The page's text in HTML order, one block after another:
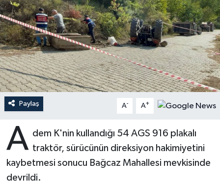
Paylaş A- A+
A dem K'nin kullandığı 54 AGS 916 plakalı
traktör, sürücünün direksiyon hakimiyetini
kaybetmesi sonucu Bağcaz Mahallesi mevkisinde
devrildi.
Ardahan Müftülüğü
Artvin Müftülüğü
Aydın Müftülüğü
Balıkesir Müftülüğü
Batman Müftülüğü
Bayburt Müftülüğü
Kudüs
Kurban
Mukabele
Peygamberimizin Hayatı
Sahabeler
Zekat
Hutbeler
DİYANET AKADEMİ
DİYANET GENÇLİK
DİYANET RADYO/TV
Dünya
Eğitim